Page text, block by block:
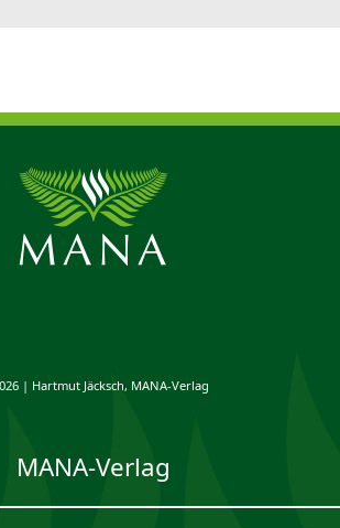
| Hartmut Jäcksch, MANA-Verlag
MANA-Verlag